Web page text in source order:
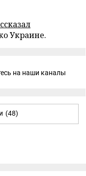
Украине.
на наши каналы
(48)